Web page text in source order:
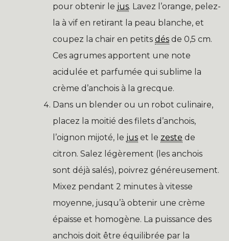
pour obtenir le jus. Lavez l’orange, pelez-
la à vif en retirant la peau blanche, et
coupez la chair en petits dés de 0,5 cm.
Ces agrumes apportent une note
acidulée et parfumée qui sublime la
crème d’anchois à la grecque.
Dans un blender ou un robot culinaire,
placez la moitié des filets d’anchois,
l’oignon mijoté, le jus et le zeste de
citron. Salez légèrement (les anchois
sont déjà salés), poivrez généreusement.
Mixez pendant 2 minutes à vitesse
moyenne, jusqu’à obtenir une crème
épaisse et homogène. La puissance des
anchois doit être équilibrée par la